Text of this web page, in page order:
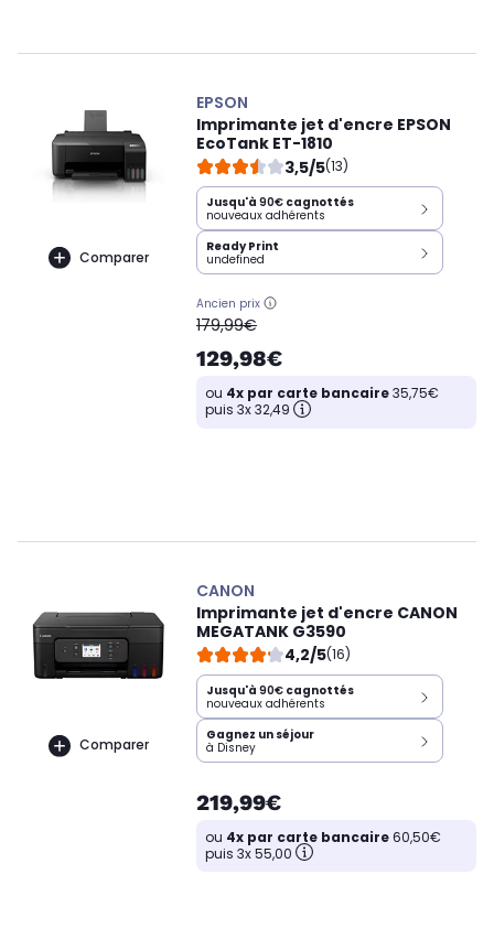
Comparer
EPSON
Imprimante jet d'encre EPSON
EcoTank ET-1810
3,5/5(13)
Jusqu'à 90€ cagnottés
nouveaux adhérents
Ready Print
undefined
Ancien prix
oldPrice
179,99€
129,98€
ou 4x par carte bancaire35,75€
puis 3x 32,49
Comparer
CANON
Imprimante jet d'encre CANON
MEGATANK G3590
4,2/5(16)
Jusqu'à 90€ cagnottés
nouveaux adhérents
Gagnez un séjour
à Disney
219,99€
ou 4x par carte bancaire60,50€
puis 3x 55,00